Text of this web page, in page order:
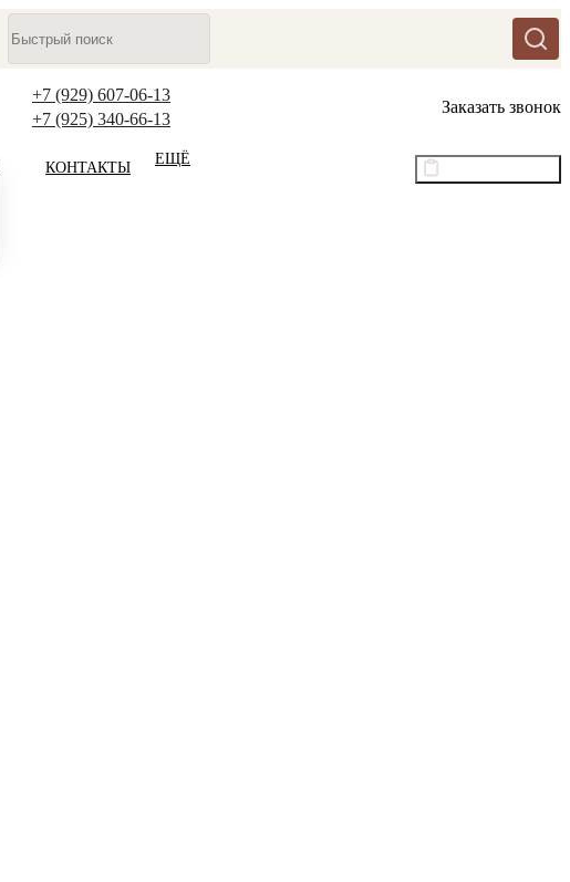
+7 (929) 607-06-13
+7 (925) 340-66-13
Заказать звонок
КОНТАКТЫ
ЕЩЁ